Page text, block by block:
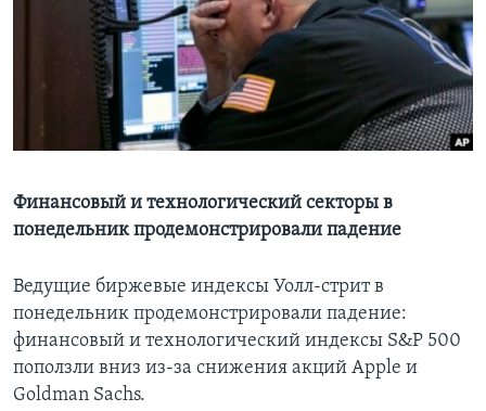
Learning English
СОЦИАЛЬНЫЕ СЕТИ
Языки
Финансовый и технологический секторы в
понедельник продемонстрировали падение
Ведущие биржевые индексы Уолл-стрит в
понедельник продемонстрировали падение:
финансовый и технологический индексы S&P 500
поползли вниз из-за снижения акций Apple и
Goldman Sachs.